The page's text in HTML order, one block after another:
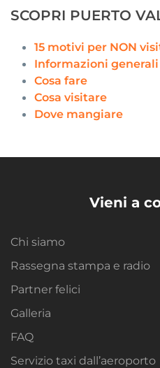
SCOPRI PUERTO
15 motivi per NON
Informazioni generali
Cosa fare
Cosa visitare
Dove mangiare
Vieni a
Chi siamo
Rassegna stampa e radio
Partner felici
Galleria
FAQ
Servizio taxi dall’aeroporto